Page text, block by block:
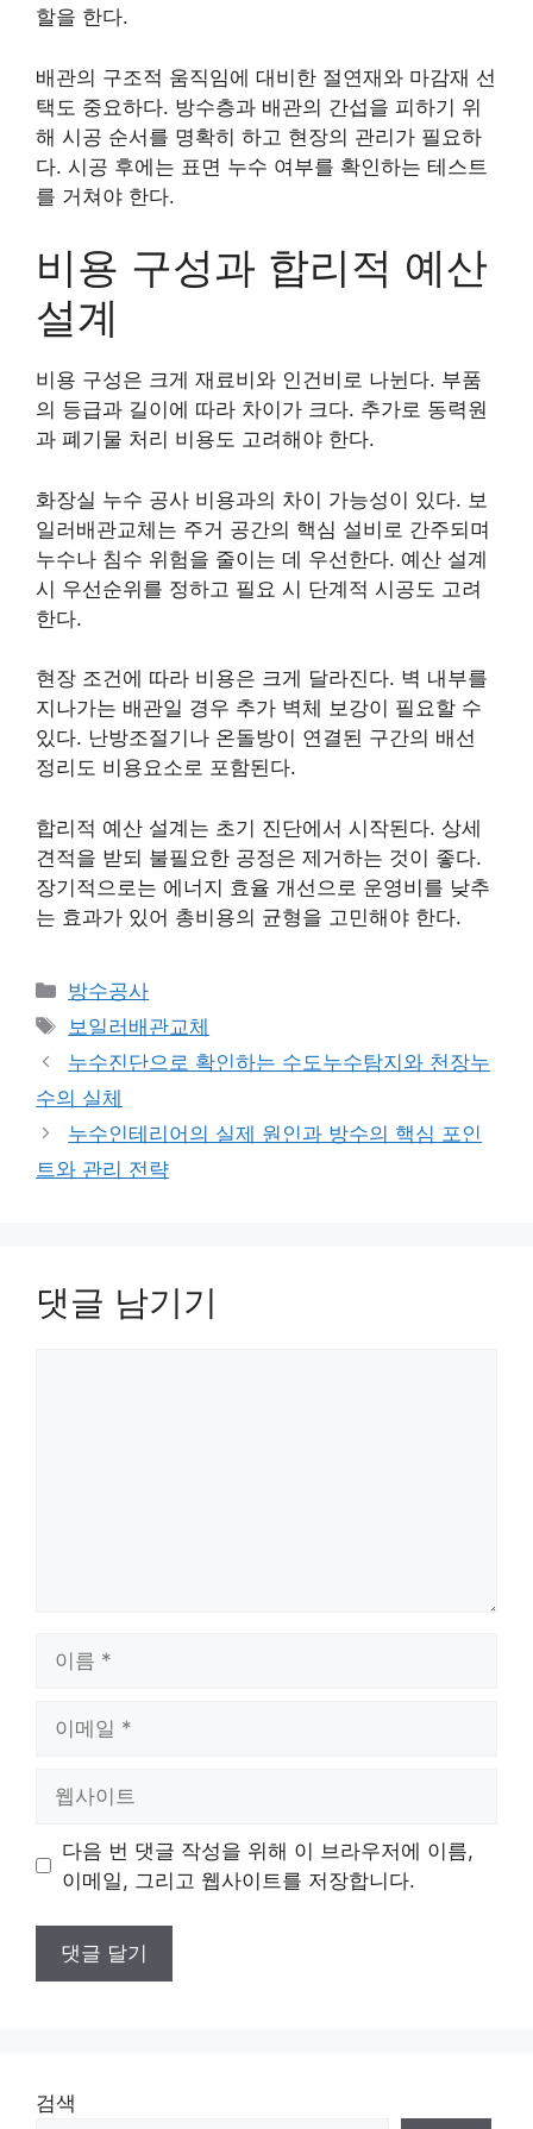
할을 한다.
배관의 구조적 움직임에 대비한 절연재와 마감재 선
택도 중요하다. 방수층과 배관의 간섭을 피하기 위
해 시공 순서를 명확히 하고 현장의 관리가 필요하
다. 시공 후에는 표면 누수 여부를 확인하는 테스트
를 거쳐야 한다.
비용 구성과 합리적 예산
설계
비용 구성은 크게 재료비와 인건비로 나뉜다. 부품
의 등급과 길이에 따라 차이가 크다. 추가로 동력원
과 폐기물 처리 비용도 고려해야 한다.
화장실 누수 공사 비용과의 차이 가능성이 있다. 보
일러배관교체는 주거 공간의 핵심 설비로 간주되며
누수나 침수 위험을 줄이는 데 우선한다. 예산 설계
시 우선순위를 정하고 필요 시 단계적 시공도 고려
한다.
현장 조건에 따라 비용은 크게 달라진다. 벽 내부를
지나가는 배관일 경우 추가 벽체 보강이 필요할 수
있다. 난방조절기나 온돌방이 연결된 구간의 배선
정리도 비용요소로 포함된다.
합리적 예산 설계는 초기 진단에서 시작된다. 상세
견적을 받되 불필요한 공정은 제거하는 것이 좋다.
장기적으로는 에너지 효율 개선으로 운영비를 낮추
는 효과가 있어 총비용의 균형을 고민해야 한다.
카
테
리
방수공사
태
그
보일러배관교체
누수진단으로 확인하는 수도누수탐지와 천장누
수의 실체
누수인테리어의 실제 원인과 방수의 핵심 포인
트와 관리 전략
댓글 남기기
트
다음 번 댓글 작성을 위해 이 브라우저에 이름,
이메일, 그리고 웹사이트를 저장합니다.
검색